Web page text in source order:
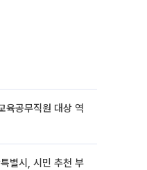
육공무직원 대상 역
별시, 시민 추천 부